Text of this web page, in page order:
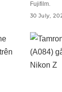
Fujifilm.
30 July,